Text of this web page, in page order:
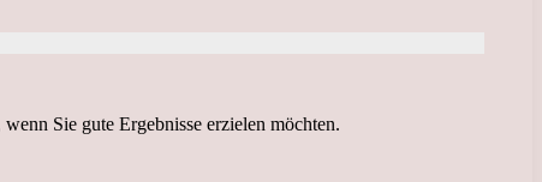
Sie gute Ergebnisse erzielen möchten.